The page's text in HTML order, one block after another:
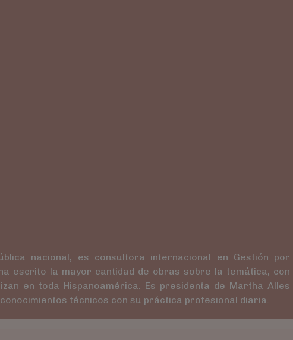
nacional, es consultora internacional en Gestión por
escrito la mayor cantidad de obras sobre la temática, con
en toda Hispanoamérica. Es presidenta de Martha Alles
técnicos con su práctica profesional diaria.